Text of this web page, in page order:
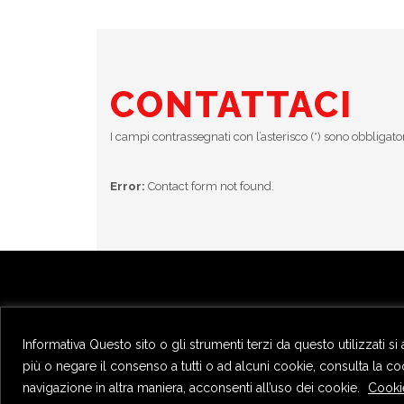
Informativa Questo sito o gli strumenti terzi da questo utilizzati
più o negare il consenso a tutti o ad alcuni cookie, consulta la
navigazione in altra maniera, acconsenti all’uso dei cookie.
CONTATTACI
I campi contrassegnati con l’asterisco (*) sono
Error: Contact form not found.